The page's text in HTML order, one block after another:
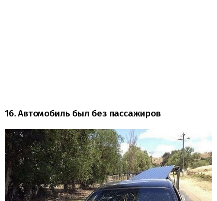
16. Автомобиль был без пассажиров